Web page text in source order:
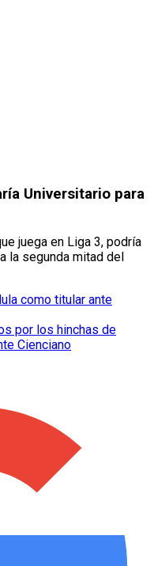
Universitario para
juega en Liga 3, podría
la segunda mitad del
como titular ante
por los hinchas de
Cienciano